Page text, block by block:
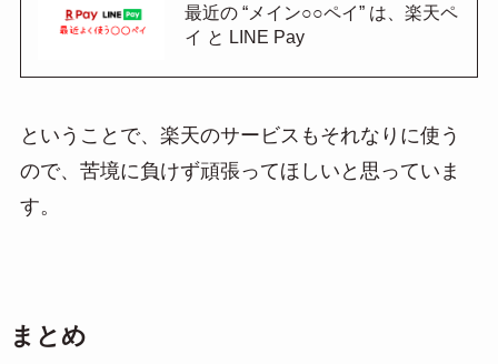
最近の “メイン○○ペイ” は、楽天ペ
イ と LINE Pay
ということで、楽天のサービスもそれなりに使う
ので、苦境に負けず頑張ってほしいと思っていま
す。
まとめ